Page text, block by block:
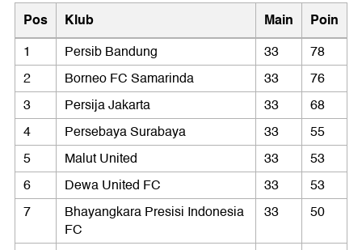
Pos Klub Main Poin
1 Persib Bandung 33
78
2
Borneo FC Samarinda 33
76
3
Persija Jakarta 33
68
4
Persebaya Surabaya 33
55
5
Malut United 33
53
6
Dewa United FC 33
53
7
Bhayangkara Presisi Indonesia
FC
33 50